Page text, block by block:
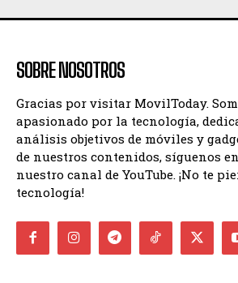
SOBRE NOSOTROS
Gracias por visitar MovilToday.
apasionado por la tecnología,
análisis objetivos de móviles y
de nuestros contenidos, síguenos
nuestro canal de YouTube. ¡No te
tecnología!